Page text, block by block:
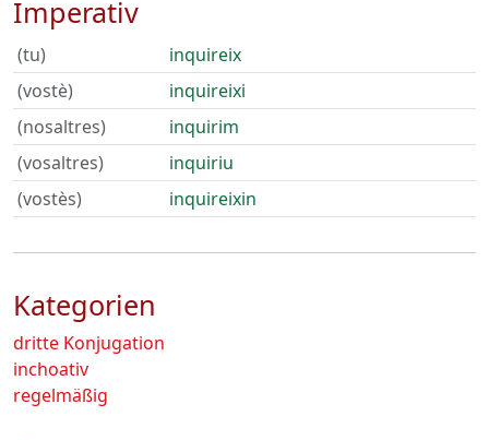
Imperativ
(tu)
inquireix
(vostè)
inquireixi
(nosaltres)
inquirim
(vosaltres)
inquiriu
(vostès)
inquireixin
Kategorien
dritte Konjugation
inchoativ
regelmäßig